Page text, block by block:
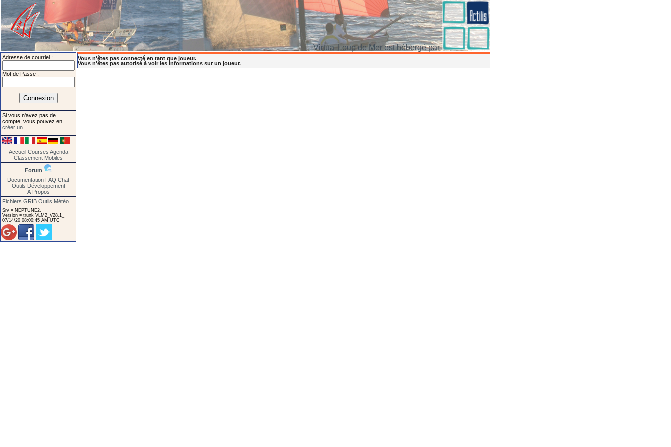
Virtual Loup de Mer est hébergé par
Adresse de courriel :
Mot de Passe :
Si vous n'avez pas de
compte, vous pouvez en
créer un
Accueil Courses Agenda
Classement Mobiles
Forum
Documentation FAQ Chat
Outils Développement
A Propos
Fichiers GRIB Outils Météo
Srv = NEPTUNE2.
Version = trunk VLM2_V28.1_
07/14/20 08:00:45 AM UTC
Vous n'êtes pas connecté en tant que joueur.
Vous n'êtes pas autorisé à voir les informations sur un joueur.